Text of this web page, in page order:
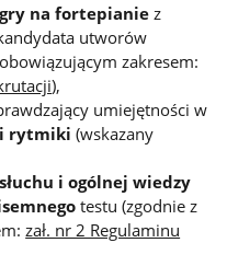
na fortepianiez
utworów
zakresem:
),
umiejętności w
rytmiki (wskazany
i ogólnej wiedzy
testu (zgodnie z
zał. nr 2 Regulaminu